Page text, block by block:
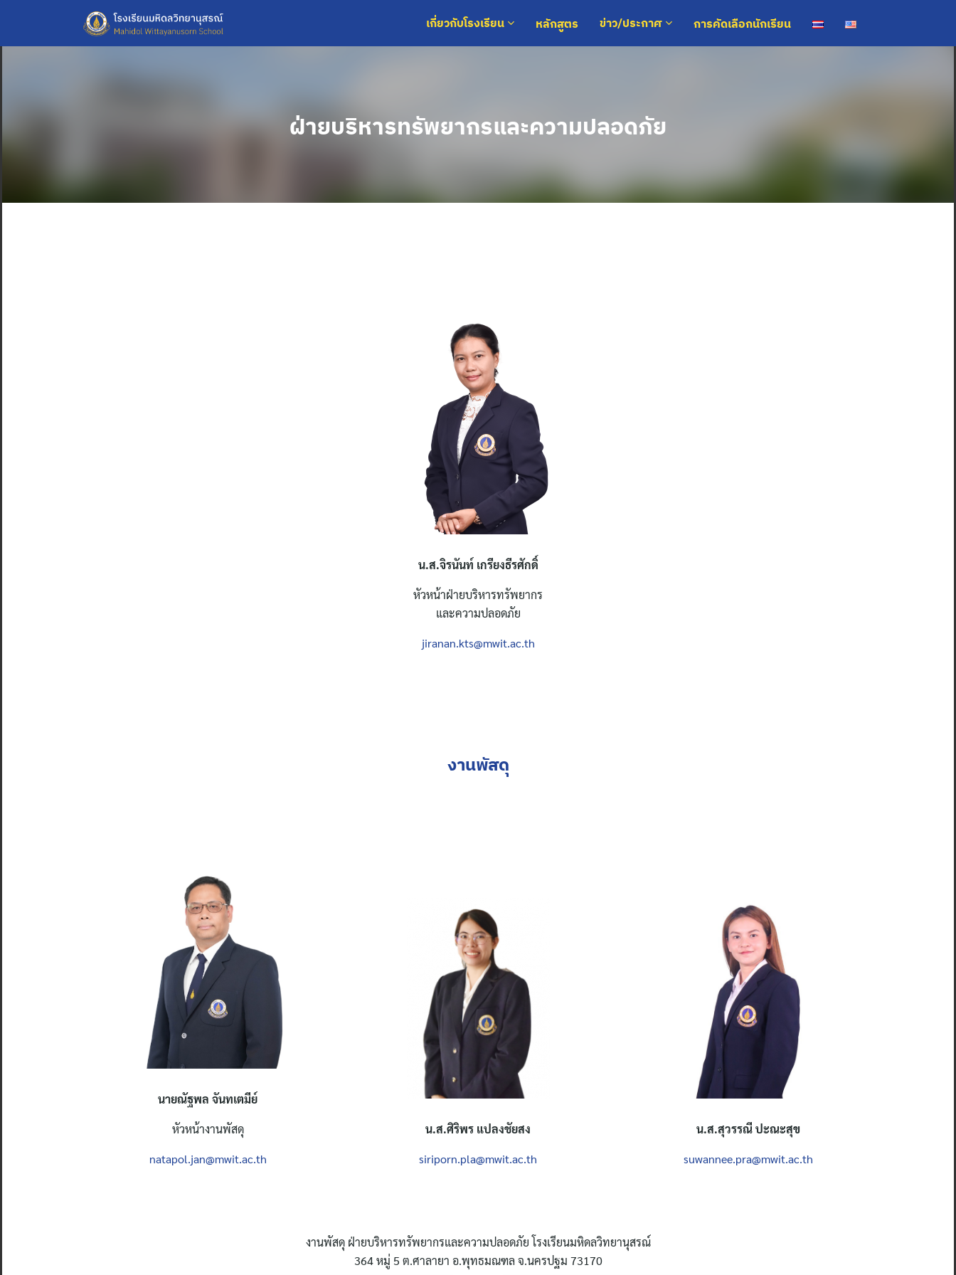
content
เกี่ยวกับโรงเรียน หลักสูตร ข่าว/ประกาศ การคัดเลือกนักเรียน
ฝ่ายบริหารทรัพยากรและความปลอดภัย
น.ส.จิรนันท์ เกรียงธีรศักดิ์
หัวหน้าฝ่ายบริหารทรัพยากร
และความปลอดภัย
jiranan.kts@mwit.ac.th
งานพัสดุ
นายณัฐพล จันทเตมีย์
หัวหน้างานพัสดุ
natapol.jan@mwit.ac.th
น.ส.ศิริพร แปลงชัยสง
siriporn.pla@mwit.ac.th
น.ส.สุวรรณี ปะณะสุข
suwannee.pra@mwit.ac.th
งานพัสดุ ฝ่ายบริหารทรัพยากรและความปลอดภัย โรงเรียนมหิดลวิทยานุสรณ์
364 หมู่ 5 ต.ศาลายา อ.พุทธมณฑล จ.นครปฐม 73170